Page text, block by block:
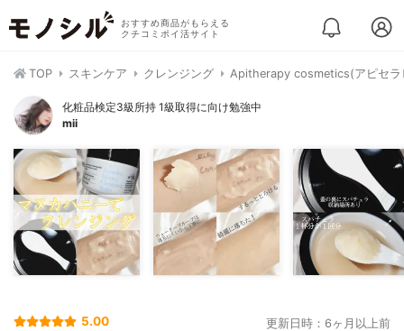
おすすめ商品がもらえる
クチコミポイ活サイト
TOP スキンケア クレンジング Apitherapy cosmetics(アピセラ
化粧品検定3級所持 1級取得に向け勉強中
mii
5.00 更新日時：6ヶ月以上前